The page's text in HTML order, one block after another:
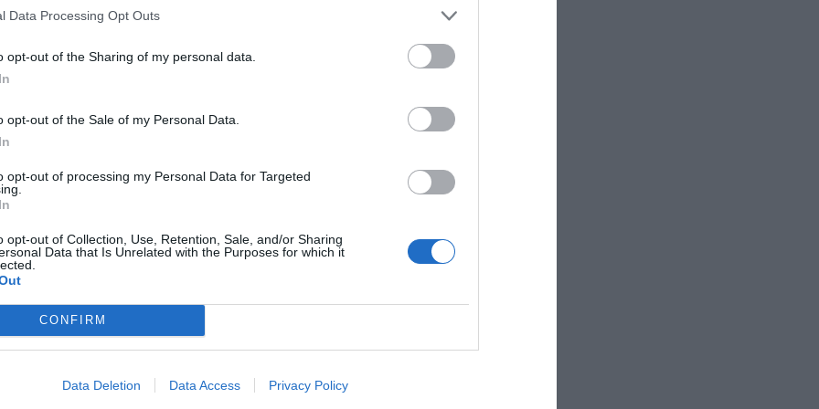
Data Processing Opt Outs
opt-out of the Sharing of my personal data.
opt-out of the Sale of my Personal Data.
opt-out of processing my Personal Data for Targeted
opt-out of Collection, Use, Retention, Sale, and/or Sharing
Data that Is Unrelated with the Purposes for which it
CONFIRM
Data Deletion Data Access Privacy Policy
de servicio sanitario, si no es viable
para quien las subastas «fueron una
en el manejo de las situaciones
pacientes se enfrentan, relacionadas
importantes en el ámbito de la
perjuicio económico importante para las
para gestionar stocks con
trabajar con un mismo principio activo».
que la Administración deje de mirarnos
que, por cierto, no generamos nosotros,
gestión) y nos vea como un agente
como una inversión que reporta al
en el ámbito asistencial, en
económico.»